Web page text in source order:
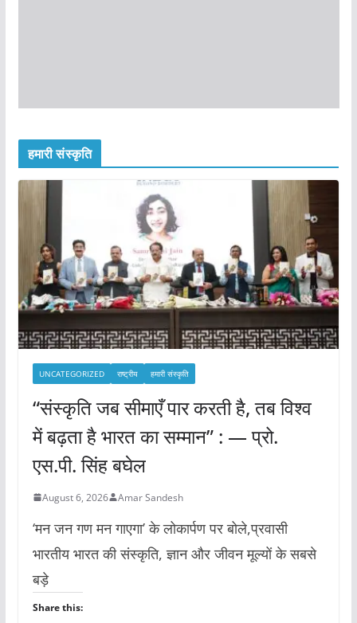
हमारी संस्कृति
UNCATEGORIZED राष्ट्रीय हमारी संस्कृति
“संस्कृति जब सीमाएँ पार करती है, तब विश्व
में बढ़ता है भारत का सम्मान” : — प्रो.
एस.पी. सिंह बघेल
August 6, 2026 Amar Sandesh
‘मन जन गण मन गाएगा’ के लोकार्पण पर बोले,प्रवासी
भारतीय भारत की संस्कृति, ज्ञान और जीवन मूल्यों के सबसे
बड़े
Share this: